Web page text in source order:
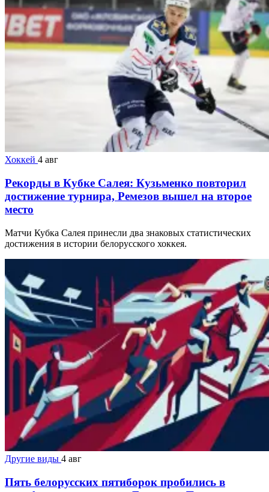
Хоккей 4 авг
Рекорды в Кубке Салея: Кузьменко повторил
достижение турнира, Ремезов вышел на второе
место
Матчи Кубка Салея принесли два знаковых статистических
достижения в истории белорусского хоккея.
Другие виды 4 авг
Пять белорусских пятиборок пробились в